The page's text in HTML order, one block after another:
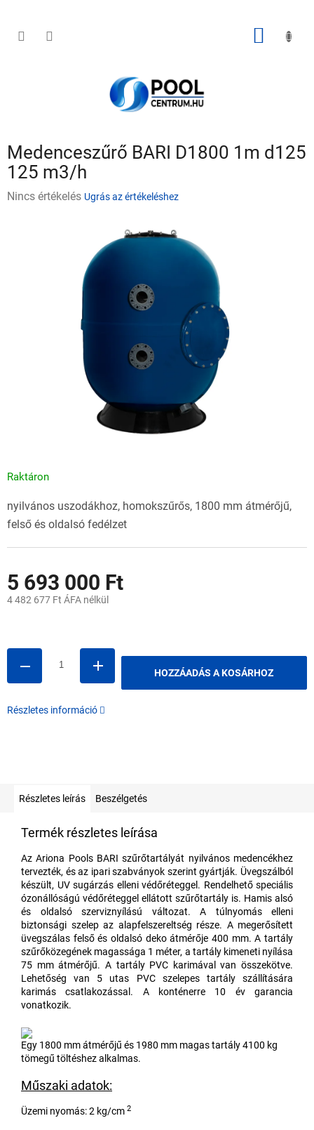
KOSÁR
Medenceszűrő BARI D1800 1m d125
125 m3/h
ANincs értékelés Ugrás az értékeléshez
5 693 000 Ft
4 482 677 Ft ÁFA nélkül
Raktáron
HOZZÁADÁS A KOSÁRHOZ
nyilvános uszodákhoz, homokszűrős, 1800 mm átmérőjű,
felső és oldalsó fedélzet
Részletes információ
Részletes leírás Beszélgetés
Termék részletes leírása
Az Ariona Pools BARI szűrőtartályát nyilvános medencékhez
tervezték, és az ipari szabványok szerint gyártják. Üvegszálból
készült, UV sugárzás elleni védőréteggel. Rendelhető speciális
ózonállóságú védőréteggel ellátott szűrőtartály is. Hamis alsó
és oldalsó szerviznyílású változat. A túlnyomás elleni
biztonsági szelep az alapfelszereltség része. A megerősített
üvegszálas felső és oldalsó deko átmérője 400 mm. A tartály
szűrőközegének magassága 1 méter, a tartály kimeneti nyílása
75 mm átmérőjű. A tartály PVC karimával van összekötve.
Lehetőség van 5 utas PVC szelepes tartály szállítására
karimás csatlakozással. A konténerre 10 év garancia
vonatkozik.
Egy 1800 mm átmérőjű és 1980 mm magas tartály 4100 kg
tömegű töltéshez alkalmas.
Műszaki adatok:
Üzemi nyomás: 2 kg/cm 2